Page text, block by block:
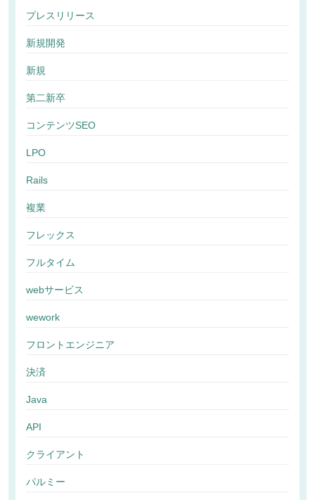
プレスリリース
新規開発
新規
第二新卒
コンテンツSEO
LPO
Rails
複業
フレックス
フルタイム
webサービス
wework
フロントエンジニア
決済
Java
API
クライアント
パルミー